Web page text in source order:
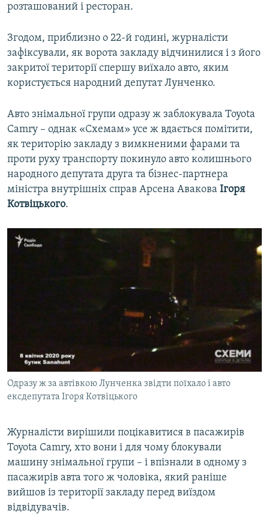
розташований і ресторан.
Згодом, приблизно о 22-й годині, журналісти
зафіксували, як ворота закладу відчинилися і з його
закритої території спершу виїхало авто, яким
користується народний депутат Лунченко.
Авто знімальної групи одразу ж заблокувала Toyota
Camry – однак «Схемам» усе ж вдається помітити,
як територію закладу з вимкненими фарами та
проти руху транспорту покинуло авто колишнього
народного депутата друга та бізнес-партнера
міністра внутрішніх справ Арсена Авакова Ігоря
Котвіцького.
Одразу ж за автівкою Лунченка звідти поїхало і авто
ексдепутата Ігоря Котвіцького
Журналісти вирішили поцікавитися в пасажирів
Toyota Camry, хто вони і для чому блокували
машину знімальної групи – і впізнали в одному з
пасажирів авта того ж чоловіка, який раніше
вийшов із території закладу перед виїздом
відвідувачів.